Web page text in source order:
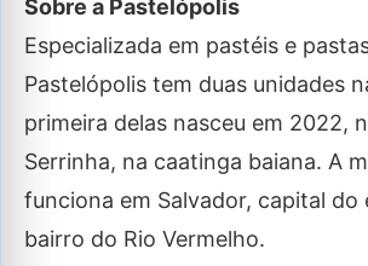
Sobre a Pastelópolis
Especializada em pastéis e
Pastelópolis tem duas unidades
primeira delas nasceu em 2022,
Serrinha, na caatinga baiana. A
funciona em Salvador, capital do
bairro do Rio Vermelho.